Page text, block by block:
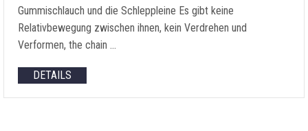
Gummischlauch und die Schleppleine Es gibt keine
Relativbewegung zwischen ihnen, kein Verdrehen und
Verformen, the chain …
DETAILS